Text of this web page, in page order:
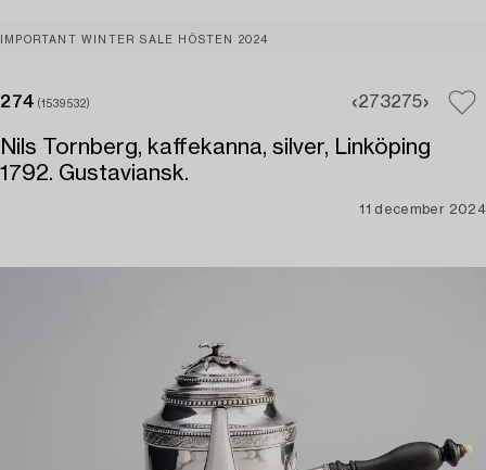
IMPORTANT WINTER SALE HÖSTEN 2024
274 (1539532) 273275
Nils Tornberg, kaffekanna, silver, Linköping
1792. Gustaviansk.
11 december 2024